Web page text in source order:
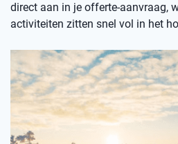
direct aan in je offerte-aanvraag,
activiteiten zitten snel vol in het